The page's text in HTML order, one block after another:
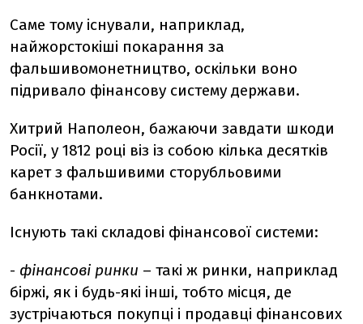
Саме тому існували, наприклад,
найжорстокіші покарання за
фальшивомонетництво, оскільки воно
підривало фінансову систему держави.
Хитрий Наполеон, бажаючи завдати шкоди
Росії, у 1812 році віз із собою кілька десятків
карет з фальшивими сторубльовими
банкнотами.
Існують такі складові фінансової системи:
- фінансові ринки – такі ж ринки, наприклад
біржі, як і будь-які інші, тобто місця, де
зустрічаються покупці і продавці фінансових